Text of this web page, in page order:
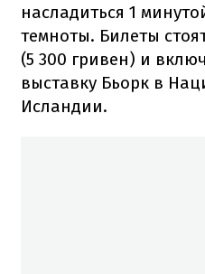
насладиться 1
темноты. Билеты
(5 300 гривен) и
выставку Бьорк в
Исландии.